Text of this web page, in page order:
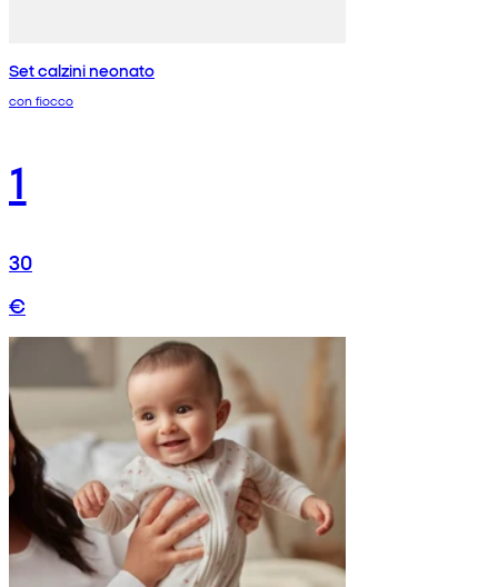
Set calzini neonato
con fiocco
1
30
€